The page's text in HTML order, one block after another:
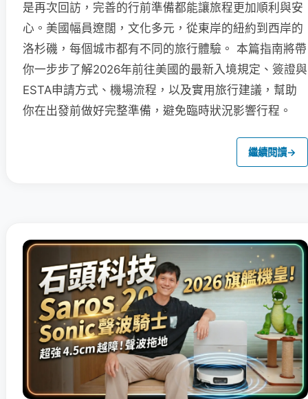
是再次回訪，完善的行前準備都能讓旅程更加順利與安
心。美國幅員遼闊，文化多元，從東岸的紐約到西岸的
洛杉磯，每個城市都有不同的旅行體驗。 本篇指南將帶
你一步步了解2026年前往美國的最新入境規定、簽證與
ESTA申請方式、機場流程，以及實用旅行建議，幫助
你在出發前做好完整準備，避免臨時狀況影響行程。
繼續閱讀→